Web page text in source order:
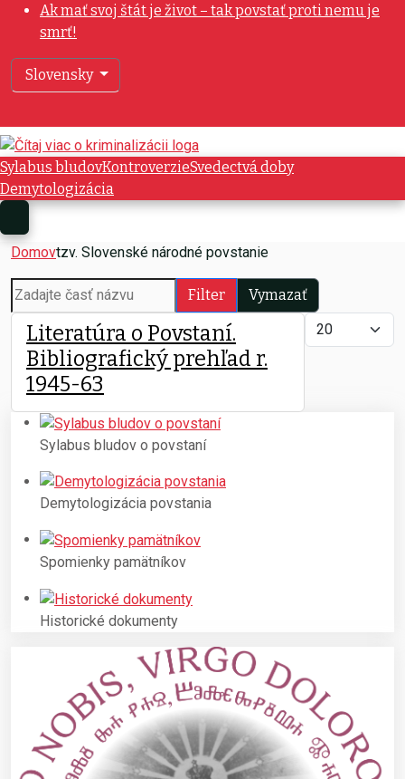
Ak mať svoj štát je život – tak povstať proti nemu je
smrť!
Vyberte váš jazyk
Slovensky
Sylabus bludovKontroverzieSvedectvá doby
Demytologizácia
Domovtzv. Slovenské národné povstanie
Zadajte časť názvu Filter
Vymazať
Zobrazené
Literatúra o Povstaní.
Bibliografický prehľad r.
1945-63
Sylabus bludov o povstaní
Demytologizácia povstania
Spomienky pamätníkov
Historické dokumenty